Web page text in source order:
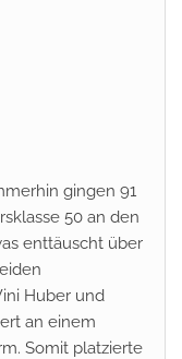
gingen 91
50 an den
enttäuscht über
Huber und
an einem
Somit platzierte